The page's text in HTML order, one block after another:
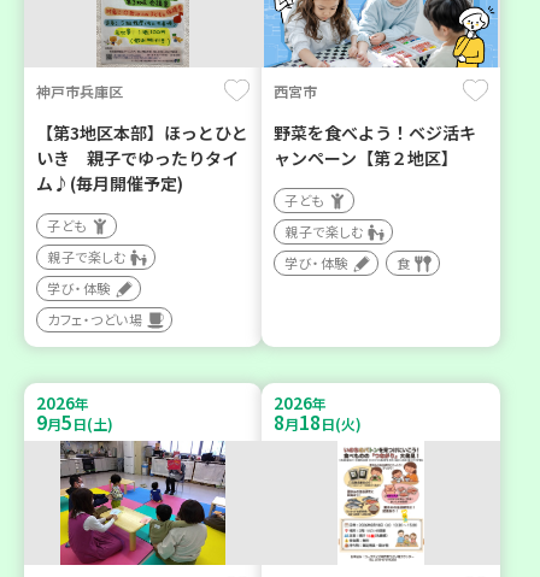
神戸市兵庫区
【第3地区本部】ほっとひと
いき 親子でゆったりタイ
ム♪(毎月開催予定)
子ども
親子で楽しむ
学び・体験
カフェ・つどい場
西宮市
野菜を食べよう！ベジ活キ
ャンペーン【第２地区】
子ども
親子で楽しむ
学び・体験
食
2026年
9月5日(土)
2026年
8月18日(火)